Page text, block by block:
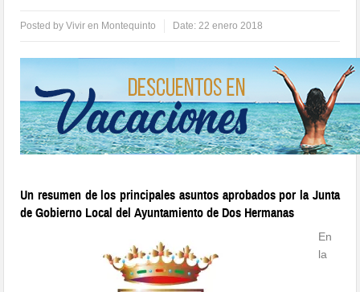
Posted byVivir en Montequinto Date:22 enero 2018
Un resumen de los principales asuntos aprobados por la Junta
de Gobierno Local del Ayuntamiento de Dos Hermanas
En
la